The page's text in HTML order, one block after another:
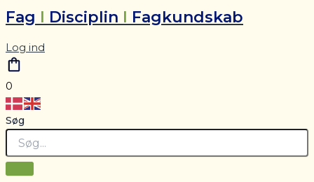
Fag I Disciplin I Fagkundskab
Log ind
0
Søg